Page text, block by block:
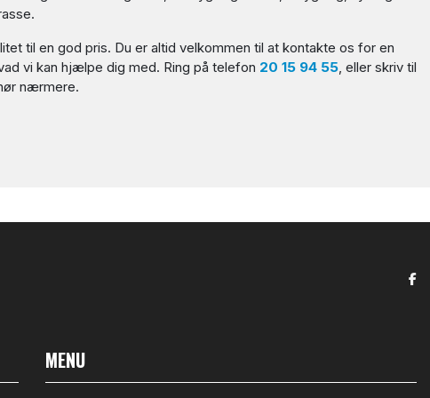
til en god pris. Du er altid velkommen til at kontakte os for en
vi kan hjælpe dig med. Ring på telefon 20 15 94 55 , eller skriv til
nærmere.​
MENU